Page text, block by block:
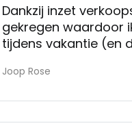
Dankzij inzet
gekregen waardoor
tijdens vakantie (en
Joop Rose